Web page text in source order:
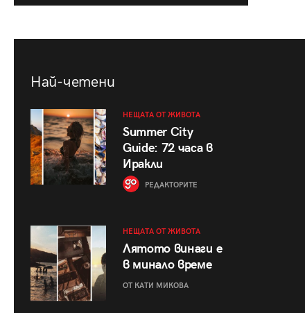
Най-четени
НЕЩАТА ОТ ЖИВОТА
Summer City
Guide: 72 часа в
Иракли
РЕДАКТОРИТЕ
НЕЩАТА ОТ ЖИВОТА
Лятото винаги е
в минало време
ОТ КАТИ МИКОВА